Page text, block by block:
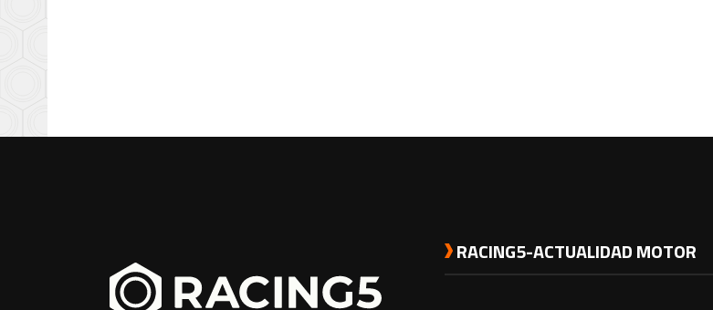
RACING5-ACTUALIDAD MOTOR